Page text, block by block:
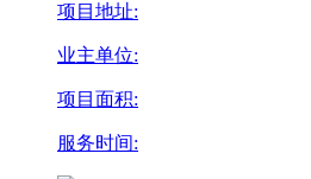
项目地址:
业主单位:
项目面积:
服务时间: